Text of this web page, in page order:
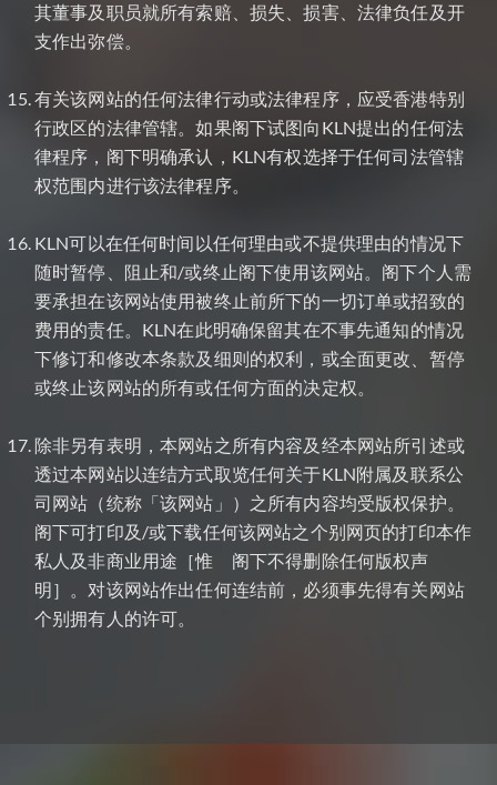
其董事及职员就所有索赔、损失、损害、法律负任及开
支作出弥偿。
有关该网站的任何法律行动或法律程序，应受香港特别
行政区的法律管辖。如果阁下试图向KLN提出的任何法
律程序，阁下明确承认，KLN有权选择于任何司法管辖
权范围内进行该法律程序。
KLN可以在任何时间以任何理由或不提供理由的情况下
随时暂停、阻止和/或终止阁下使用该网站。阁下个人需
要承担在该网站使用被终止前所下的一切订单或招致的
费用的责任。KLN在此明确保留其在不事先通知的情况
下修订和修改本条款及细则的权利，或全面更改、暂停
或终止该网站的所有或任何方面的决定权。
除非另有表明，本网站之所有内容及经本网站所引述或
透过本网站以连结方式取览任何关于KLN附属及联系公
司网站（统称「该网站」）之所有内容均受版权保护。
阁下可打印及/或下载任何该网站之个别网页的打印本作
私人及非商业用途［惟 阁下不得删除任何版权声
明］。对该网站作出任何连结前，必须事先得有关网站
个别拥有人的许可。